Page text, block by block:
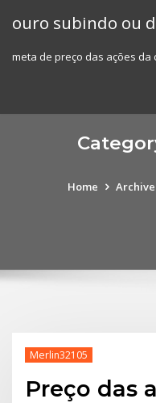
ouro subindo ou
meta de preço das ações da
Home
Merlin32105
Preço das